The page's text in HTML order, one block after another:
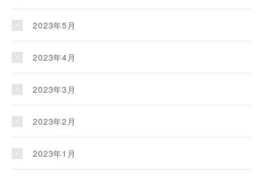
2023年5月
2023年4月
2023年3月
2023年2月
2023年1月